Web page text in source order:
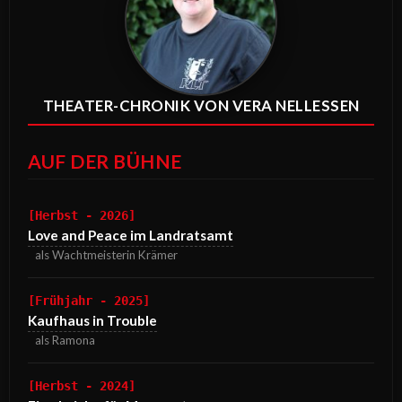
THEATER-CHRONIK VON VERA NELLESSEN
AUF DER BÜHNE
[Herbst - 2026]
Love and Peace im Landratsamt
als Wachtmeisterin Krämer
[Frühjahr - 2025]
Kaufhaus in Trouble
als Ramona
[Herbst - 2024]